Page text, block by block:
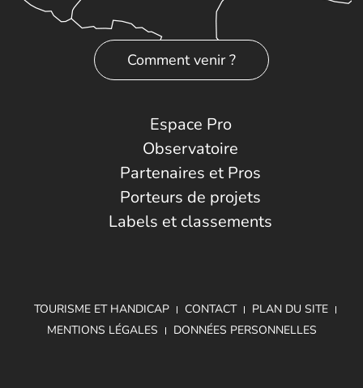
Comment venir ?
Espace Pro
Observatoire
Partenaires et Pros
Porteurs de projets
Labels et classements
TOURISME ET HANDICAP CONTACT
PLAN DU SITE
MENTIONS LÉGALES
DONNÉES PERSONNELLES